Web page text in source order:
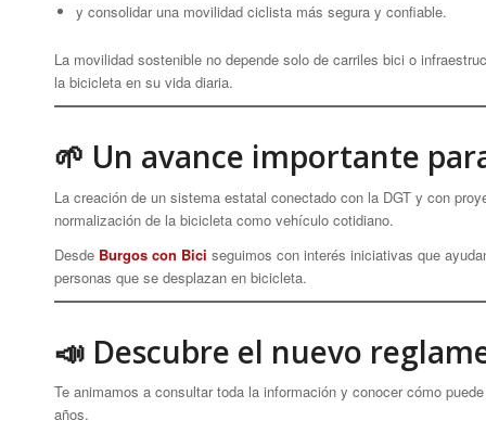
y consolidar una movilidad ciclista más segura y confiable.
La movilidad sostenible no depende solo de carriles bici o
la bicicleta en su vida diaria.
🌱 Un avance importante
La creación de un sistema estatal conectado con la DGT y con
normalización de la bicicleta como vehículo cotidiano.
Desde Burgos con Bici seguimos con interés iniciativas que
personas que se desplazan en bicicleta.
📣 Descubre el nuevo
Te animamos a consultar toda la información y conocer cómo
años.